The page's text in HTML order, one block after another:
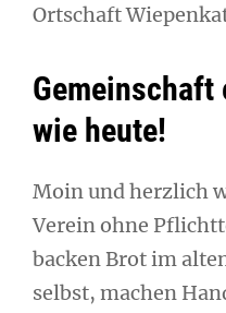
Ortschaft
Gemeinschaft
wie heute!
Moin und herzlich
Verein ohne
backen Brot im
selbst, machen